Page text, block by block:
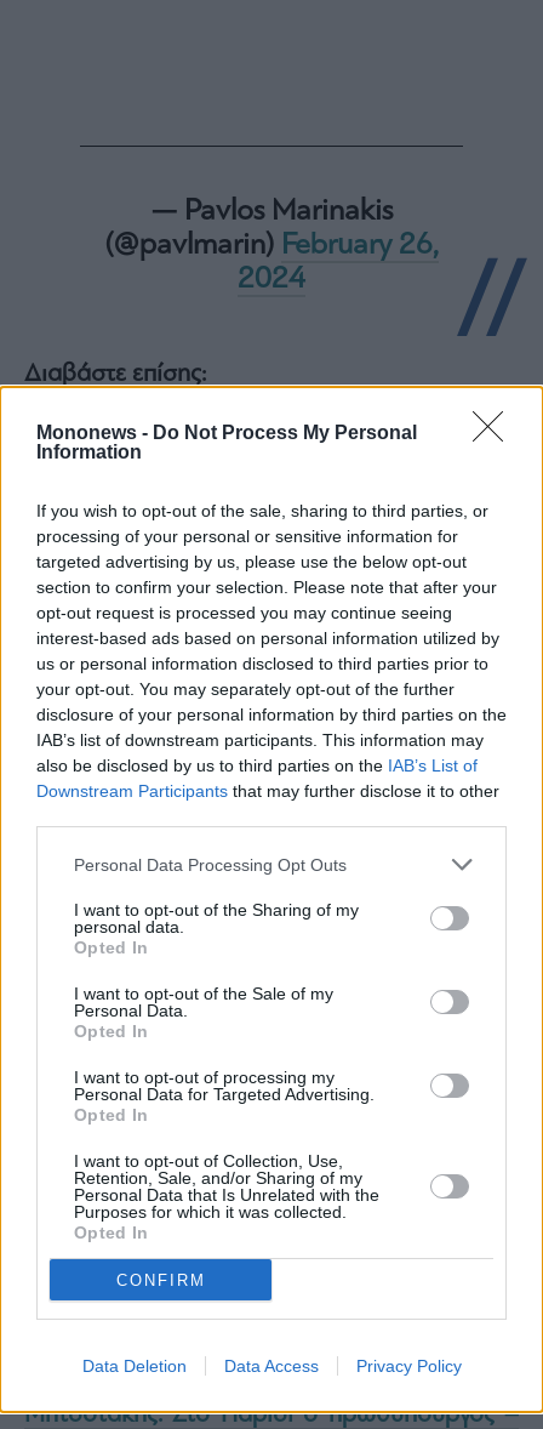
Mononews - Do Not Process My Personal
Information
If you wish to opt-out of the sale, sharing to third parties, or
processing of your personal or sensitive information for
targeted advertising by us, please use the below opt-out
section to confirm your selection. Please note that after your
opt-out request is processed you may continue seeing
interest-based ads based on personal information utilized by
us or personal information disclosed to third parties prior to
your opt-out. You may separately opt-out of the further
disclosure of your personal information by third parties on the
IAB’s list of downstream participants. This information may
also be disclosed by us to third parties on the IAB’s List of
Downstream Participants that may further disclose it to other
Personal Data Processing Opt Outs
I want to opt-out of the Sharing of my
personal data.
Opted In
I want to opt-out of the Sale of my
Personal Data.
Opted In
I want to opt-out of processing my
Personal Data for Targeted Advertising.
Opted In
I want to opt-out of Collection, Use,
Retention, Sale, and/or Sharing of my
Personal Data that Is Unrelated with the
Purposes for which it was collected.
Opted In
CONFIRM
Data Deletion Data Access Privacy Policy
— Pavlos Marinakis
(@pavlmarin) February 26,
2024
Διαβάστε επίσης:
Κασσελάκης: Συναντήσεις με το προεδρείο της
ΠΟΕ-ΟΤΑ και την εκτελεστική επιτροπή της
δίπλα στους νέους
Μητσοτάκης: Στο Παρίσι ο πρωθυπουργός –